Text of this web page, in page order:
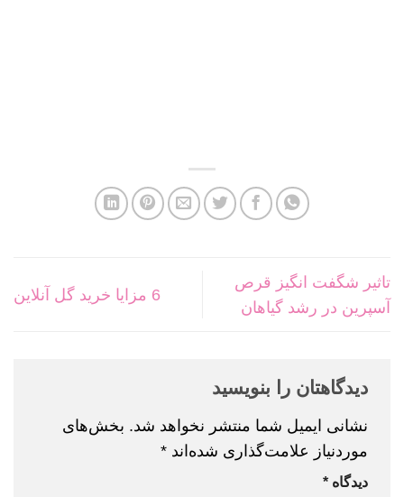
تاثیر شگفت انگیز قرص
آسپرین در رشد گیاهان
6 مزایا خرید گل آنلاین
دیدگاهتان را بنویسید
نشانی ایمیل شما منتشر نخواهد شد. بخش‌های
موردنیاز علامت‌گذاری شده‌اند *
دیدگاه *